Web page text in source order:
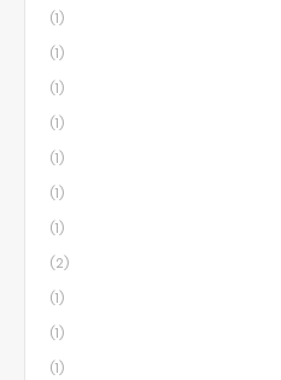
(1)
(1)
(1)
(1)
(1)
(1)
(1)
(2)
(1)
(1)
(1)